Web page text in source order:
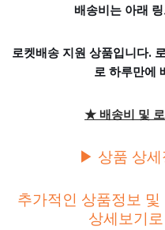
배송비는 아래
로켓배송 지원 상품입니다.
로 하루만에
★ 배송비 및
▶ 상품 상세
추가적인 상품정보
상세보기